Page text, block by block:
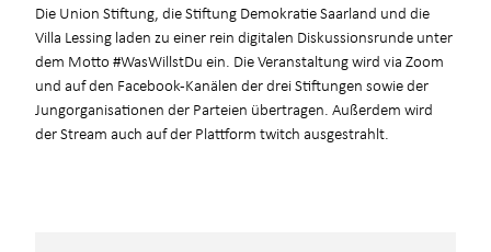
Die Union Stiftung, die Stiftung Demokratie Saarland und die
Villa Lessing laden zu einer rein digitalen Diskussionsrunde unter
dem Motto #WasWillstDu ein. Die Veranstaltung wird via Zoom
und auf den Facebook-Kanälen der drei Stiftungen sowie der
Jungorganisationen der Parteien übertragen. Außerdem wird
der Stream auch auf der Plattform twitch ausgestrahlt.